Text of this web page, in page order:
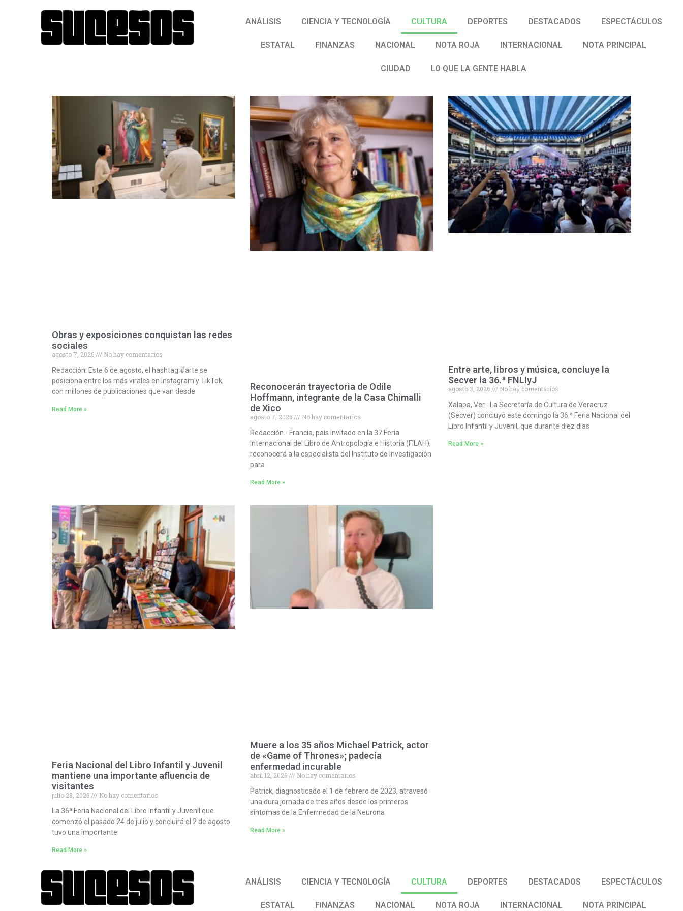
ANÁLISIS CIENCIA Y TECNOLOGÍA CULTURA DEPORTES DESTACADOS ESPECTÁCULOS
ESTATAL FINANZAS NACIONAL NOTA ROJA INTERNACIONAL NOTA PRINCIPAL
CIUDAD LO QUE LA GENTE HABLA
Obras y exposiciones conquistan las redes
sociales
agosto 7, 2026
No hay comentarios
Redacción: Este 6 de agosto, el hashtag #arte se
posiciona entre los más virales en Instagram y TikTok,
con millones de publicaciones que van desde
Read More »
Reconocerán trayectoria de Odile
Hoffmann, integrante de la Casa Chimalli
de Xico
agosto 7, 2026
No hay comentarios
Redacción.- Francia, país invitado en la 37 Feria
Internacional del Libro de Antropología e Historia (FILAH),
reconocerá a la especialista del Instituto de Investigación
para
Read More »
Entre arte, libros y música, concluye la
Secver la 36.ª FNLIyJ
agosto 3, 2026
No hay comentarios
Xalapa, Ver.- La Secretaría de Cultura de Veracruz
(Secver) concluyó este domingo la 36.ª Feria Nacional del
Libro Infantil y Juvenil, que durante diez días
Read More »
Feria Nacional del Libro Infantil y Juvenil
mantiene una importante afluencia de
visitantes
julio 28, 2026
No hay comentarios
La 36ª Feria Nacional del Libro Infantil y Juvenil que
comenzó el pasado 24 de julio y concluirá el 2 de agosto
tuvo una importante
Read More »
Muere a los 35 años Michael Patrick, actor
de «Game of Thrones»; padecía
enfermedad incurable
abril 12, 2026
No hay comentarios
Patrick, diagnosticado el 1 de febrero de 2023, atravesó
una dura jornada de tres años desde los primeros
síntomas de la Enfermedad de la Neurona
Read More »
ANÁLISIS CIENCIA Y TECNOLOGÍA CULTURA DEPORTES DESTACADOS ESPECTÁCULOS
ESTATAL FINANZAS NACIONAL NOTA ROJA INTERNACIONAL NOTA PRINCIPAL